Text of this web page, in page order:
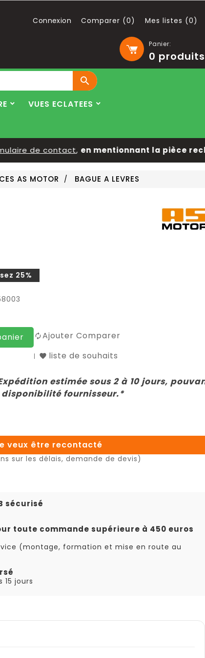
Panier:
0 produits
Connexion Comparer (0) Mes listes (0)

VUES ECLATEES
de contact,en mentionnant la pièce
AS MOTOR BAGUE A LEVRES
25%
Ajouter Comparer
liste de souhaits
estimée sous 2 à 10 jours,
fournisseur.*
veux être recontacté
sur les délais, demande de devis)
sécurisé
toute commande supérieure à 450 euros
(montage, formation et mise en route au
15 jours